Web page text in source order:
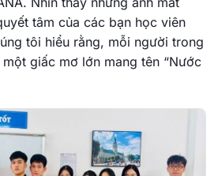
tâm của các bạn học viên
tôi hiểu rằng, mỗi người trong
giấc mơ lớn mang tên “Nước